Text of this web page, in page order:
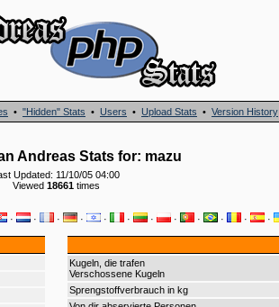
• "Hidden" Stats • Users • Upload Stats • Version History
Andreas Stats for: mazu
Updated: 11/10/05 04:00
Viewed 18661times
· · · · · · · · · · · ·
Kugeln, die trafen
Verschossene Kugeln
Sprengstoffverbrauch in kg